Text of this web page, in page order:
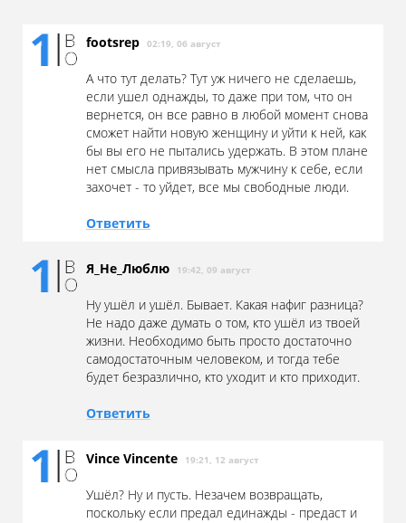
footsrep 02:19, 06 август
А что тут делать? Тут уж ничего не сделаешь,
если ушел однажды, то даже при том, что он
вернется, он все равно в любой момент снова
сможет найти новую женщину и уйти к ней, как
бы вы его не пытались удержать. В этом плане
нет смысла привязывать мужчину к себе, если
захочет - то уйдет, все мы свободные люди.
Ответить
Я_Не_Люблю 19:42, 09 август
Ну ушёл и ушёл. Бывает. Какая нафиг разница?
Не надо даже думать о том, кто ушёл из твоей
жизни. Необходимо быть просто достаточно
самодостаточным человеком, и тогда тебе
будет безразлично, кто уходит и кто приходит.
Ответить
Vince Vincente 19:21, 12 август
Ушёл? Ну и пусть. Незачем возвращать,
поскольку если предал единажды - предаст и